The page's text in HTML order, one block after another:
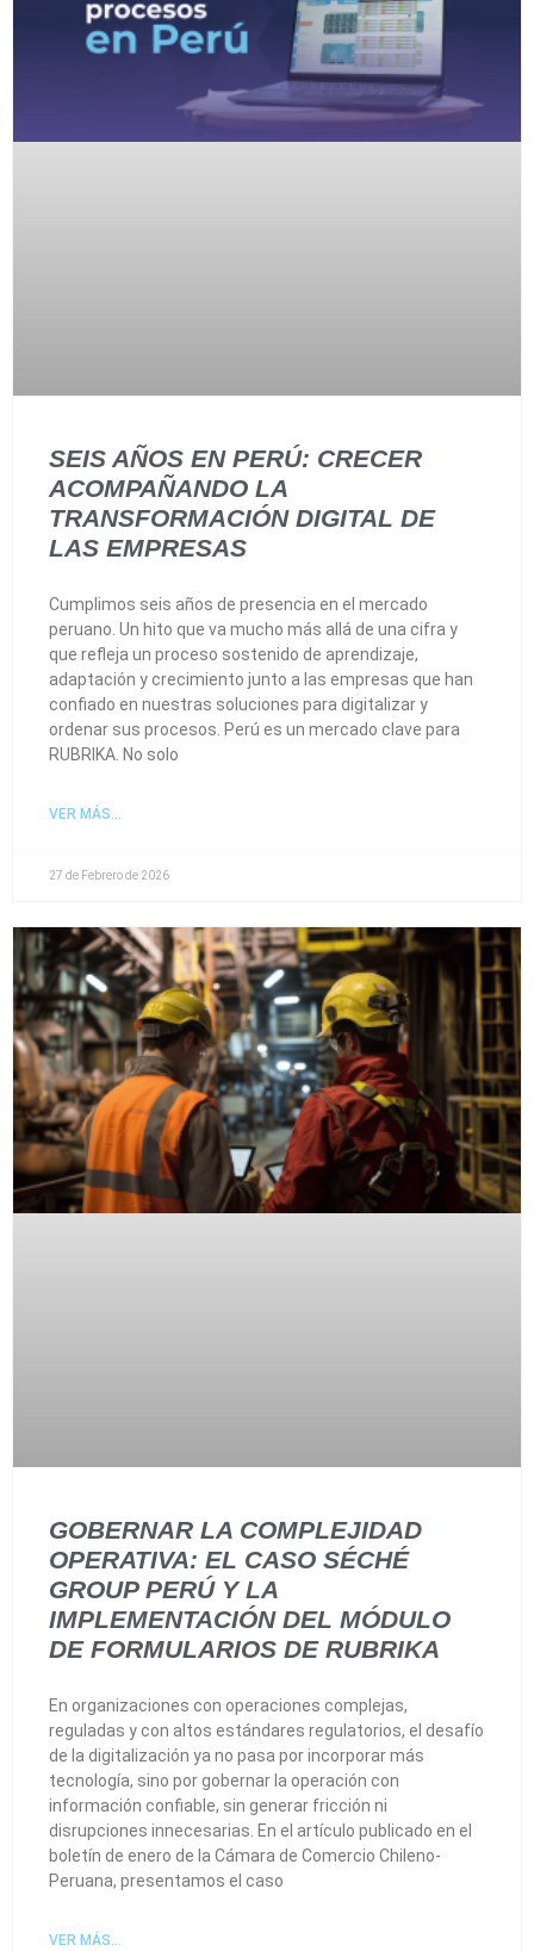
SEIS AÑOS EN PERÚ: CRECER
ACOMPAÑANDO LA
TRANSFORMACIÓN DIGITAL DE
LAS EMPRESAS
Cumplimos seis años de presencia en el mercado
peruano. Un hito que va mucho más allá de una cifra y
que refleja un proceso sostenido de aprendizaje,
adaptación y crecimiento junto a las empresas que han
confiado en nuestras soluciones para digitalizar y
ordenar sus procesos. Perú es un mercado clave para
RUBRIKA. No solo
VER MÁS...
27 de Febrero de 2026
GOBERNAR LA COMPLEJIDAD
OPERATIVA: EL CASO SÉCHÉ
GROUP PERÚ Y LA
IMPLEMENTACIÓN DEL MÓDULO
DE FORMULARIOS DE RUBRIKA
En organizaciones con operaciones complejas,
reguladas y con altos estándares regulatorios, el desafío
de la digitalización ya no pasa por incorporar más
tecnología, sino por gobernar la operación con
información confiable, sin generar fricción ni
disrupciones innecesarias. En el artículo publicado en el
boletín de enero de la Cámara de Comercio Chileno-
Peruana, presentamos el caso
VER MÁS...